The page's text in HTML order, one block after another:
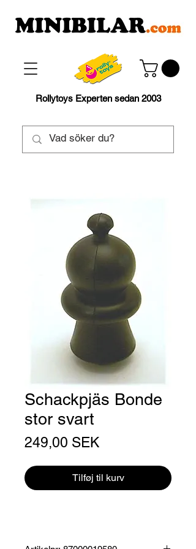
Rollytoys Experten sedan 2003
Schackpjäs Bonde
stor svart
249,00 SEKPris
Tilføj til kurv